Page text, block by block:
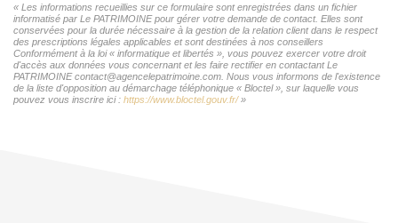
« Les informations recueillies sur ce formulaire sont enregistrées dans un fichier
informatisé par Le PATRIMOINE pour gérer votre demande de contact. Elles sont
conservées pour la durée nécessaire à la gestion de la relation client dans le respect
des prescriptions légales applicables et sont destinées à nos conseillers
Conformément à la loi « informatique et libertés », vous pouvez exercer votre droit
d'accès aux données vous concernant et les faire rectifier en contactant Le
PATRIMOINE contact@agencelepatrimoine.com. Nous vous informons de l'existence
de la liste d'opposition au démarchage téléphonique « Bloctel », sur laquelle vous
pouvez vous inscrire ici : https://www.bloctel.gouv.fr/»